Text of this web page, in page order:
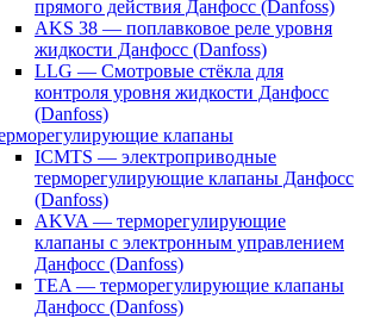
прямого действия Данфосс (Danfoss)
AKS 38 — поплавковое реле уровня
жидкости Данфосс (Danfoss)
LLG — Смотровые стёкла для
контроля уровня жидкости Данфосс
(Danfoss)
клапаны
ICMTS — электроприводные
терморегулирующие клапаны Данфосс
(Danfoss)
AKVA — терморегулирующие
клапаны с электронным управлением
Данфосс (Danfoss)
TEA — терморегулирующие клапаны
Данфосс (Danfoss)